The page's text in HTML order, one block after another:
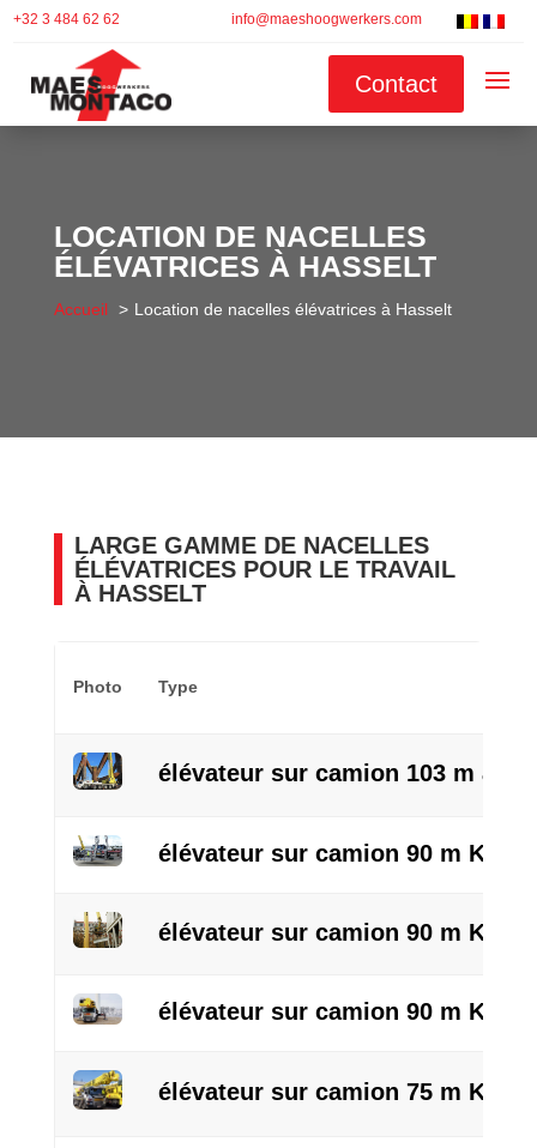
+32 3 484 62 62 info@maeshoogwerkers.com
Contact
LOCATION DE NACELLES
ÉLÉVATRICES À HASSELT
Accueil Location de nacelles élévatrices à Hasselt
LARGE GAMME DE NACELLES
ÉLÉVATRICES POUR LE TRAVAIL
À HASSELT
Photo Type
élévateur sur camion 103 m
élévateur sur camion 90 m KTV/
élévateur sur camion 90 m KTV
élévateur sur camion 90 m KT
élévateur sur camion 75 m KTV